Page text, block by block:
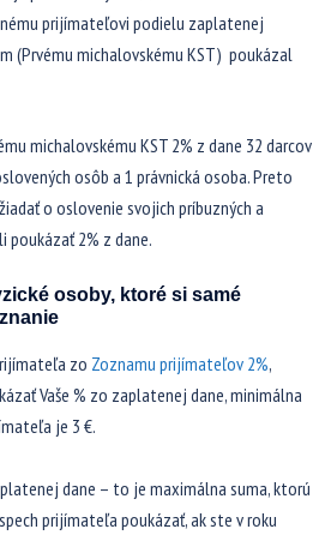
prijímateľovi podielu zaplatenej
(Prvému michalovskému KST) poukázal
michalovskému KST 2% z dane 32 darcov
osôb a 1 právnická osoba. Preto
o oslovenie svojich príbuzných a
poukázať 2% z dane.
osoby, ktoré si samé
zo Zoznamu prijímateľov 2%,
Vaše % zo zaplatenej dane, minimálna
je 3 €.
dane – to je maximálna suma, ktorú
prijímateľa poukázať, ak ste v roku